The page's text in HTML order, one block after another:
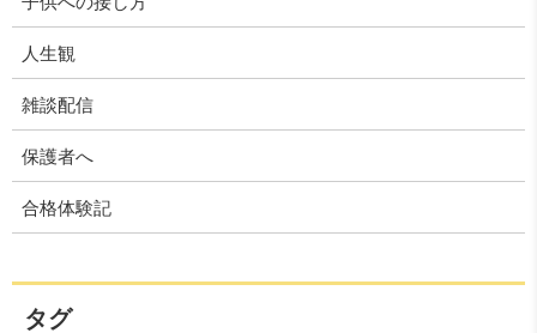
人生観
雑談配信
保護者へ
合格体験記
タグ